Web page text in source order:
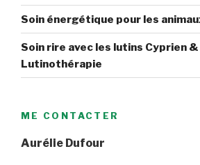
Soin énergétique pour les
Soin rire avec les lutins Cyprien &
Lutinothérapie
ME CONTACTER
Aurélie Dufour